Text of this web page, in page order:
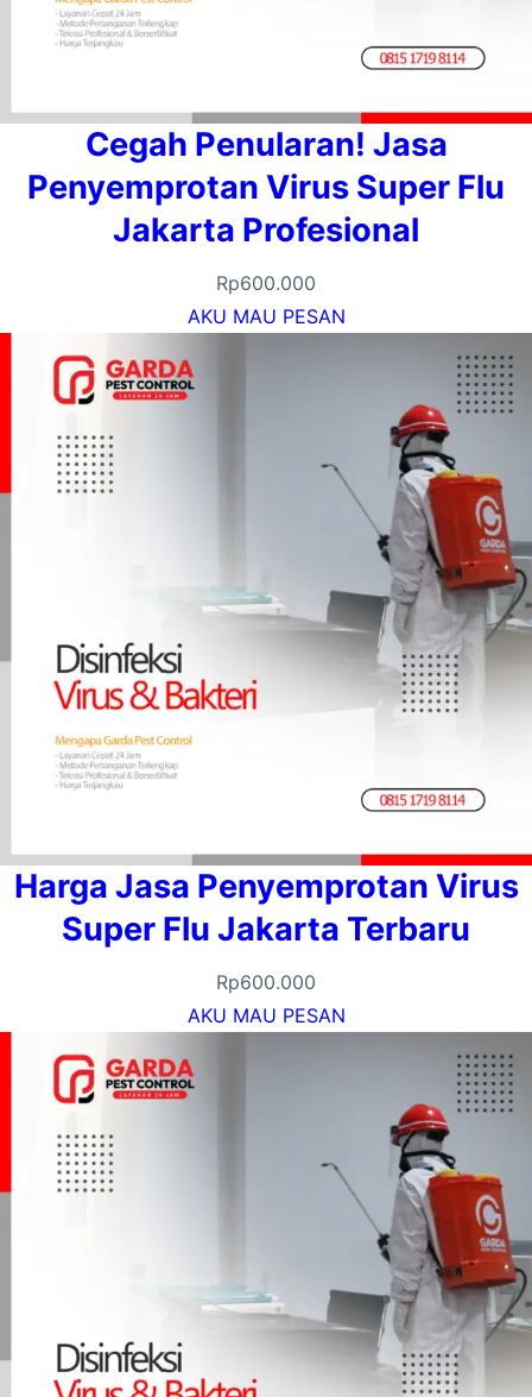
Cegah Penularan! Jasa
Penyemprotan Virus Super Flu
Jakarta Profesional
Rp600.000
AKU MAU PESAN
Harga Jasa Penyemprotan Virus
Super Flu Jakarta Terbaru
Rp600.000
AKU MAU PESAN